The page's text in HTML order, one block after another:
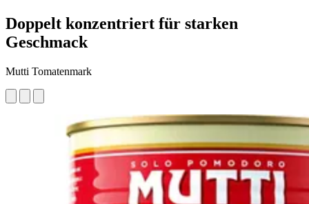
Doppelt konzentriert für starken
Geschmack
Mutti Tomatenmark